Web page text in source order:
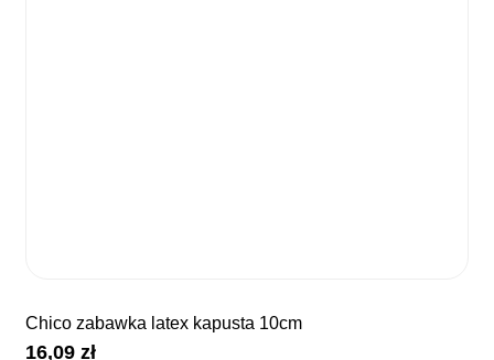
chico zabawka latex kapusta 10cm
16,09zł